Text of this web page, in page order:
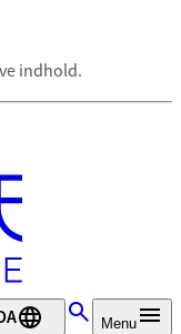
indhold.
Menu